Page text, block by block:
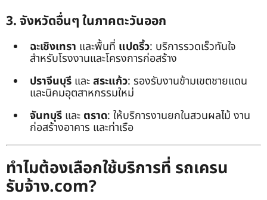
3. จังหวัดอื่นๆ ในภาคตะวันออก
ฉะเชิงเทรา และพื้นที่ แปดริ้ว: บริการรวดเร็วทันใจ
สำหรับโรงงานและโครงการก่อสร้าง
ปราจีนบุรี และสระแก้ว: รองรับงานข้ามเขตชายแดน
และนิคมอุตสาหกรรมใหม่
จันทบุรี และ ตราด: ให้บริการงานยกในสวนผลไม้ งาน
ก่อสร้างอาคาร และท่าเรือ
ทำไมต้องเลือกใช้บริการที่ รถเครน
รับจ้าง.com?